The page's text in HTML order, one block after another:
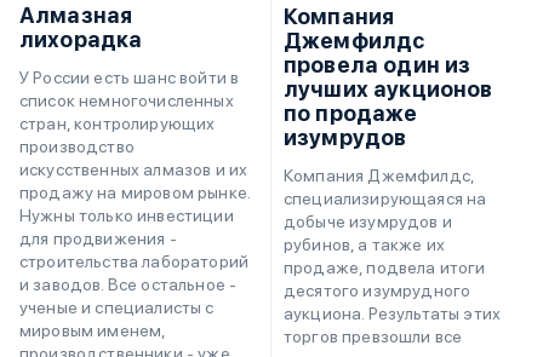
Алмазная
лихорадка
У России есть шанс войти в
список немногочисленных
стран, контролирующих
производство
искусственных алмазов и их
продажу на мировом рынке.
Нужны только инвестиции
для продвижения -
строительства лабораторий
и заводов. Все остальное -
ученые и специалисты с
мировым именем,
Компания
Джемфилдс
провела один из
лучших аукционов
по продаже
изумрудов
Компания Джемфилдс,
специализирующаяся на
добыче изумрудов и
рубинов, а также их
продаже, подвела итоги
десятого изумрудного
аукциона. Результаты этих
торгов превзошли все